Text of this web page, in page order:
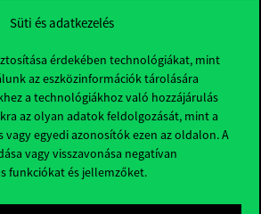
Süti és adatkezelés
érdekében technológiákat, mint
az eszközinformációk tárolására
a technológiákhoz való hozzájárulás
az olyan adatok feldolgozását, mint a
vagy egyedi azonosítók ezen az oldalon. A
vagy visszavonása negatívan
funkciókat és jellemzőket.